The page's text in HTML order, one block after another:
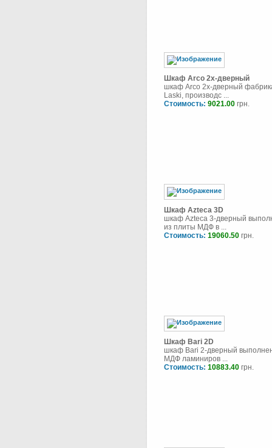
Шкаф Arco 2х-дверный
шкаф Arco 2х-дверный
Laski, производс ...
Стоимость: 9021.00 грн.
Шкаф Azteca 3D
шкаф Azteca 3-дверный
из плиты МДФ в ...
Стоимость: 19060.50 грн.
Шкаф Bari 2D
шкаф Bari 2-дверный
МДФ ламиниров ...
Стоимость: 10883.40 грн.